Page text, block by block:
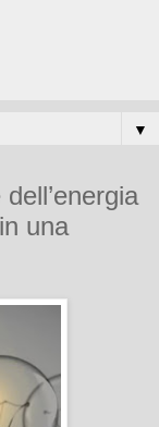
▼
una